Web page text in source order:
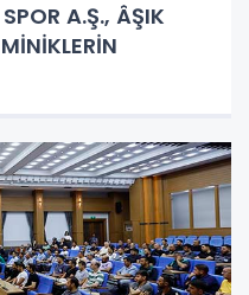
A.Ş., ÂŞIK